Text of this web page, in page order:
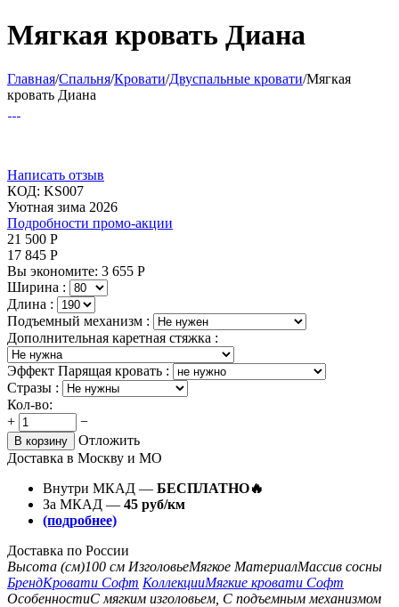
Мягкая кровать Диана
Главная/Спальня/Кровати/Двуспальные кровати/Мягкая
кровать Диана
Написать отзыв
КОД: KS007
Уютная зима 2026
Подробности промо-акции
21 500 Р
17 845 Р
Вы экономите: 3 655 Р
Ширина :
Длина :
Подъемный механизм :
Дополнительная каретная стяжка :
Эффект Парящая кровать :
Стразы :
Кол-во:
+
−
В корзину
Отложить
Доставка в Москву и МО
Внутри МКАД — БЕСПЛАТНО🔥
За МКАД — 45 руб/км
(подробнее)
Доставка по России
Высота (см)100 см ИзголовьеМягкое МатериалМассив сосны
БрендКровати Софт КоллекцииМягкие кровати Софт
ОсобенностиС мягким изголовьем, С подъемным механизмом